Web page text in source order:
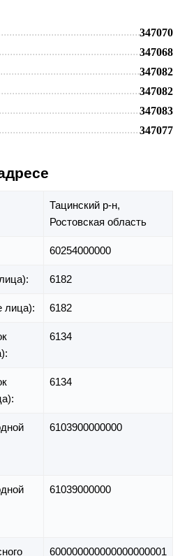
347070
347068
347082
347082
347083
347077
Тацинский р-н,
Ростовская область
60254000000
6182
лица): 6182
6134
6134
6103900000000
61039000000
600000000000000000001